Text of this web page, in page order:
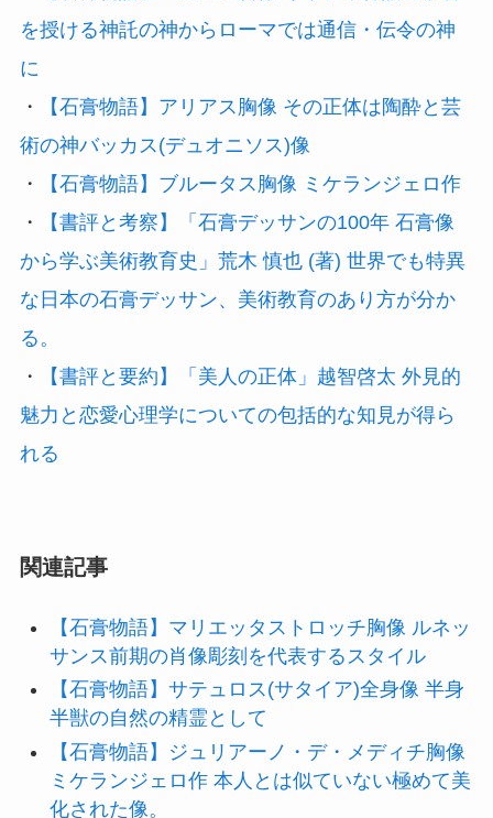
を授ける神託の神からローマでは通信・伝令の神
に
・
【石膏物語】アリアス胸像 その正体は陶酔と芸
術の神バッカス(デュオニソス)像
・
【石膏物語】ブルータス胸像 ミケランジェロ作
・
【書評と考察】「石膏デッサンの100年 石膏像
から学ぶ美術教育史」荒木 慎也 (著) 世界でも特異
な日本の石膏デッサン、美術教育のあり方が分か
る。
・
【書評と要約】「美人の正体」越智啓太 外見的
魅力と恋愛心理学についての包括的な知見が得ら
れる
関連記事
【石膏物語】マリエッタストロッチ胸像 ルネッ
サンス前期の肖像彫刻を代表するスタイル
【石膏物語】サテュロス(サタイア)全身像 半身
半獣の自然の精霊として
【石膏物語】ジュリアーノ・デ・メディチ胸像
ミケランジェロ作 本人とは似ていない極めて美
化された像。